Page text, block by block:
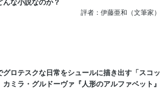
な小説なのか？
評者：伊藤亜和（文筆家）
グロテスクな日常をシュールに描き出す「スコッ
カミラ・グルドーヴァ『人形のアルファベット』